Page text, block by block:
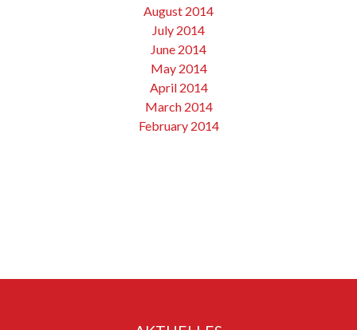
August 2014
July 2014
June 2014
May 2014
April 2014
March 2014
February 2014